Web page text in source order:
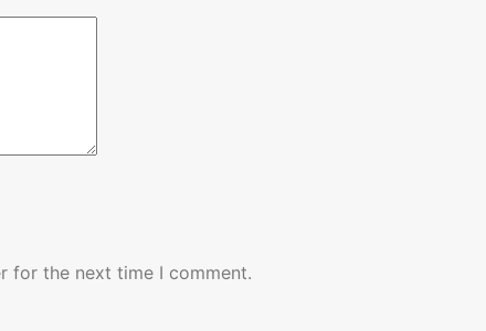
for the next time I comment.